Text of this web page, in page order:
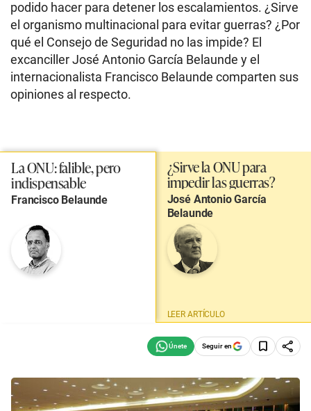
podido hacer para detener los escalamientos. ¿Sirve
el organismo multinacional para evitar guerras? ¿Por
qué el Consejo de Seguridad no las impide? El
excanciller José Antonio García Belaunde y el
internacionalista Francisco Belaunde comparten sus
opiniones al respecto.
La ONU: falible, pero
indispensable
Francisco Belaunde
¿Sirve la ONU para
impedir las guerras?
José Antonio García
Belaunde
LEER ARTÍCULO
Seguir en